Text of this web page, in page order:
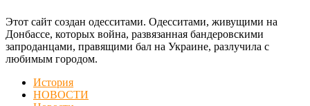
Этот сайт создан одесситами. Одесситами, живущими на
Донбассе, которых война, развязанная бандеровскими
запроданцами, правящими бал на Украине, разлучила с
любимым городом.
История
НОВОСТИ